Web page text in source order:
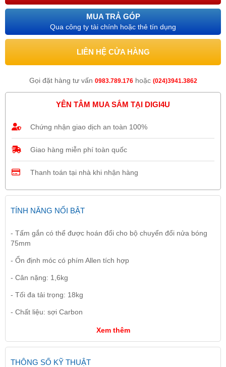
MUA TRẢ GÓP
Qua công ty tài chính hoặc thẻ tín dụng
LIÊN HỆ CỬA HÀNG
Gọi đặt hàng tư vấn 0983.789.176hoặc (024)3941.3862
YÊN TÂM MUA SẮM TẠI DIGI4U
Chứng nhận giao dịch an toàn 100%
Giao hàng miễn phí toàn quốc
Thanh toán tại nhà khi nhận hàng
TÍNH NĂNG NỔI BẬT
- Tấm gắn có thể được hoán đổi cho bộ chuyển đổi nửa bóng
75mm
- Ổn định móc có phím Allen tích hợp
- Cân nặng: 1,6kg
- Tối đa tải trọng: 18kg
- Chất liệu: sợi Carbon
Xem thêm
THÔNG SỐ KỸ THUẬT